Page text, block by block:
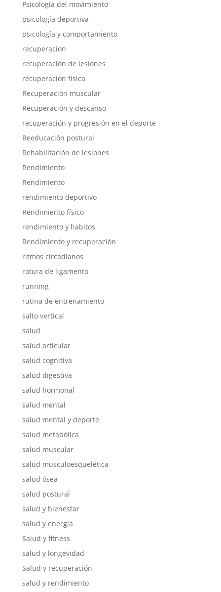
Psicología del movimiento
psicología deportiva
psicología y comportamiento
recuperacion
recuperación de lesiones
recuperación física
Recuperación muscular
Recuperación y descanso
recuperación y progresión en el deporte
Reeducación postural
Rehabilitación de lesiones
Rendimiento
Rendimiento
rendimiento deportivo
Rendimiento físico
rendimiento y habitos
Rendimiento y recuperación
ritmos circadianos
rotura de ligamento
running
rutina de entrenamiento
salto vertical
salud
salud articular
salud cognitiva
salud digestiva
salud hormonal
salud mental
salud mental y deporte
salud metabólica
salud muscular
salud musculoesquelética
salud ósea
salud postural
salud y bienestar
salud y energía
Salud y fitness
salud y longevidad
Salud y recuperación
salud y rendimiento